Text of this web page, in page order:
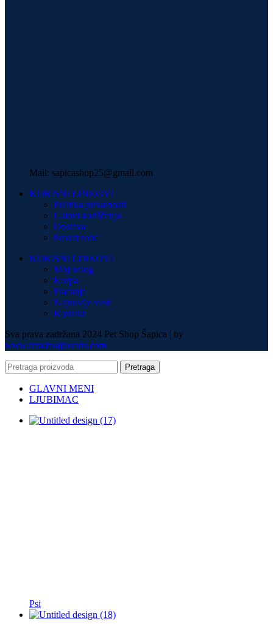
Mail: sapicashop25@gmail.com
KORISNI LINKOVI
Politika privatnosti
Uslovi korišćenja
Dostava
Povrat robe
KORISNI LINKOVI
Moj nalog
Korpa
Plaćanje
Najnovije vesti
Kontakt
Sva prava zadržana 2024 Pet Shop Šapica | by
www.izradasajtovans.com
Pretraga
GLAVNI MENI
LJUBIMAC
Psi